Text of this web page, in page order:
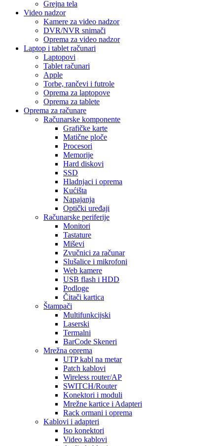
Grejna tela
Video nadzor
Kamere za video nadzor
DVR/NVR snimači
Oprema za video nadzor
Laptop i tablet računari
Laptopovi
Tablet računari
Apple
Torbe, rančevi i futrole
Oprema za laptopove
Oprema za tablete
Oprema za računare
Računarske komponente
Grafičke karte
Matične ploče
Procesori
Memorije
Hard diskovi
SSD
Hladnjaci i oprema
Kućišta
Napajanja
Optički uređaji
Računarske periferije
Monitori
Tastature
Miševi
Zvučnici za računar
Slušalice i mikrofoni
Web kamere
USB flash i HDD
Podloge
Čitači kartica
Štampači
Multifunkcijski
Laserski
Termalni
BarCode Skeneri
Mrežna oprema
UTP kabl na metar
Patch kablovi
Wireless router/AP
SWITCH/Router
Konektori i moduli
Mrežne kartice i Adapteri
Rack ormani i oprema
Kablovi i adapteri
Iso konektori
Video kablovi